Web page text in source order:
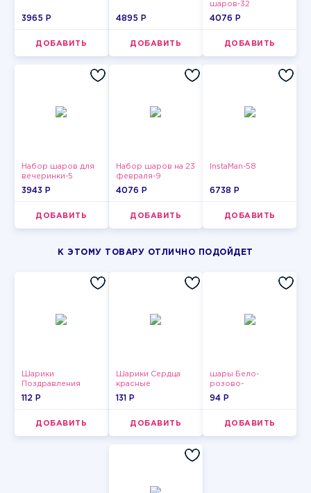
3965 P
ДОБАВИТЬ
4895 P
ДОБАВИТЬ
шаров-32
4076 P
ДОБАВИТЬ
Набор шаров для
вечеринки-5
3943 P
ДОБАВИТЬ
Набор шаров на 23
февраля-9
4076 P
ДОБАВИТЬ
InstaMan-58
6738 P
ДОБАВИТЬ
К ЭТОМУ ТОВАРУ ОТЛИЧНО ПОДОЙДЕТ
Шарики
Поздравления
112 P
ДОБАВИТЬ
Шарики Сердца
красные
131 P
ДОБАВИТЬ
шары Бело-
розово-
фиолетово-
94 P
ДОБАВИТЬ